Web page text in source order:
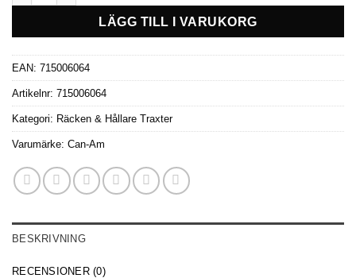
LÄGG TILL I VARUKORG
EAN: 715006064
Artikelnr: 715006064
Kategori: Räcken & Hållare Traxter
Varumärke: Can-Am
BESKRIVNING
RECENSIONER (0)